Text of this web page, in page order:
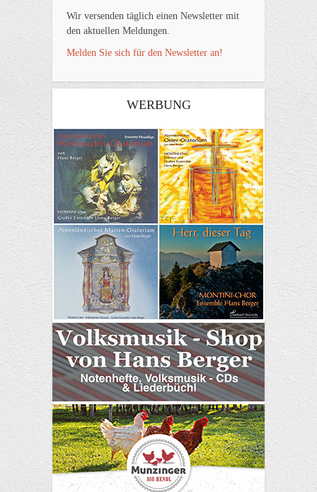
Wir versenden täglich einen Newsletter mit
den aktuellen Meldungen.
Melden Sie sich für den Newsletter an!
WERBUNG